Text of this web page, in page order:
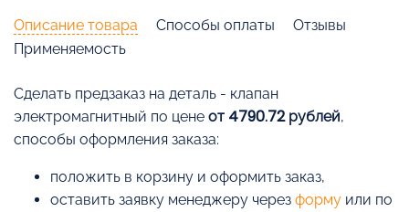
Описание товара Способы оплаты
Отзывы
Применяемость
Cделать предзаказ на деталь - клапан
электромагнитный по цене от 4790.72 рублей,
способы оформления заказа:
положить в корзину и оформить заказ,
оставить заявку менеджеру через форму или по